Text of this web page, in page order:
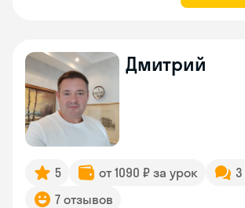
Дмитрий
5 от 1090 ₽ за урок
3
7 отзывов